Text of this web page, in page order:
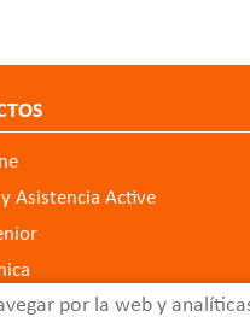
por la web y
y Asistencia Active